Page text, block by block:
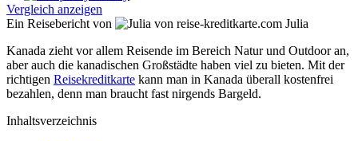
Vergleich anzeigen
Ein Reisebericht von
Julia
Kanada zieht vor allem Reisende im Bereich Natur und Outdoor an,
aber auch die kanadischen Großstädte haben viel zu bieten. Mit der
richtigen Reisekreditkarte kann man in Kanada überall kostenfrei
bezahlen, denn man braucht fast nirgends Bargeld.
Inhaltsverzeichnis